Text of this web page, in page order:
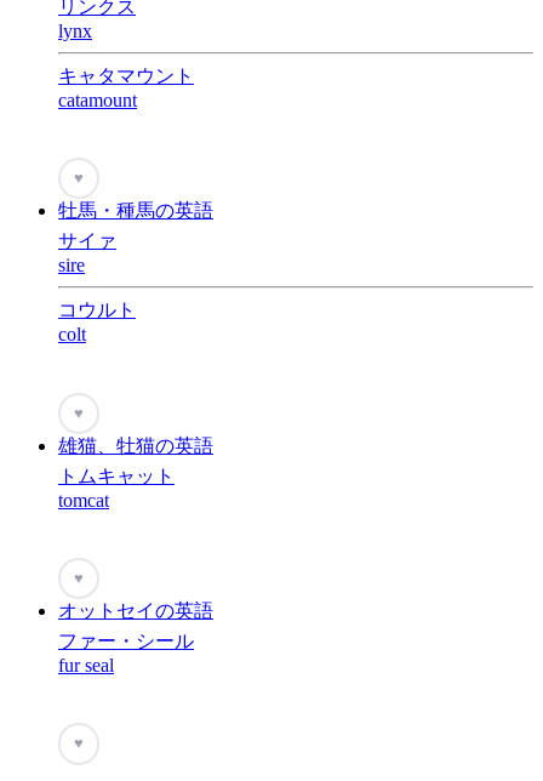
リンクス
lynx
キャタマウント
catamount
♥
牡馬・種馬の英語
サイァ
sire
コウルト
colt
♥
雄猫、牡猫の英語
トムキャット
tomcat
♥
オットセイの英語
ファー・シール
fur seal
♥